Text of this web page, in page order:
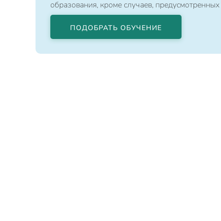
образования, кроме случаев,
ПОДОБРАТЬ ОБУЧЕНИЕ